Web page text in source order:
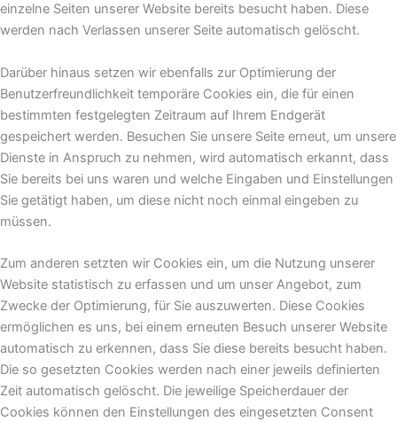
einzelne Seiten unserer Website bereits besucht haben. Diese
werden nach Verlassen unserer Seite automatisch gelöscht.
Darüber hinaus setzen wir ebenfalls zur Optimierung der
Benutzerfreundlichkeit temporäre Cookies ein, die für einen
bestimmten festgelegten Zeitraum auf Ihrem Endgerät
gespeichert werden. Besuchen Sie unsere Seite erneut, um unsere
Dienste in Anspruch zu nehmen, wird automatisch erkannt, dass
Sie bereits bei uns waren und welche Eingaben und Einstellungen
Sie getätigt haben, um diese nicht noch einmal eingeben zu
müssen.
Zum anderen setzten wir Cookies ein, um die Nutzung unserer
Website statistisch zu erfassen und um unser Angebot, zum
Zwecke der Optimierung, für Sie auszuwerten. Diese Cookies
ermöglichen es uns, bei einem erneuten Besuch unserer Website
automatisch zu erkennen, dass Sie diese bereits besucht haben.
Die so gesetzten Cookies werden nach einer jeweils definierten
Zeit automatisch gelöscht. Die jeweilige Speicherdauer der
Cookies können den Einstellungen des eingesetzten Consent